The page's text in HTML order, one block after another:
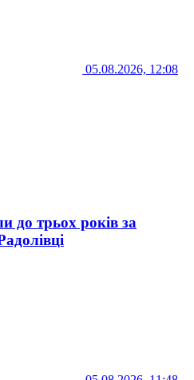
05.08.2026, 12:08
до трьох років за